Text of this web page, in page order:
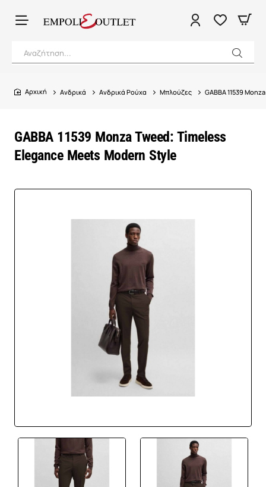
Αναζήτηση...
GABBA 11539 Monza Tweed: Timeless
Elegance Meets Modern Style
home
Ανδρικά Ανδρικά Ρούχα Μπλούζες GABBA 11539